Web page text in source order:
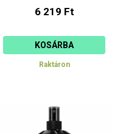
6 219 Ft
KOSÁRBA
Raktáron